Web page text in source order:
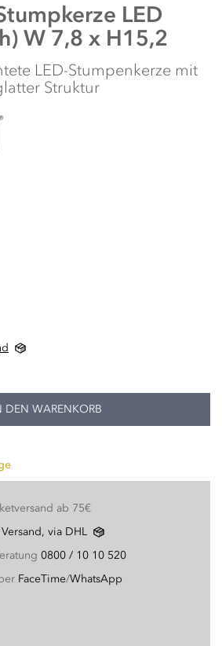
LED
W 7,8 x H15,2
LED-Stumpenkerze mit
Struktur
DEN WARENKORB
ab 75€
via DHL
0800 / 10 10 520
FaceTime/WhatsApp